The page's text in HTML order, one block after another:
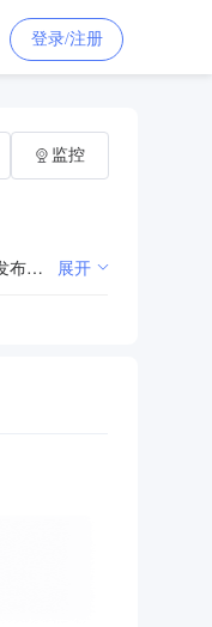
登录/注册
计算机软硬件的开发与销售；计算机、办公设备、电子产品、通讯设备、家用电器、建筑设备、机电设备的销售及维修；广告的设计、制作、代理、发布；电脑图文设计、制作；办公耗材、办公用品、日用百货、文化体育用品、工艺礼品、针纺织品、钟表、眼镜、箱包、仪器仪表、化工产品（不含危险化学品）、酒店用品、电线电缆、汽车配件、鞋帽服饰、五金交电、家具、建材、标识（示、志）标牌、消防器材、化妆品、医疗保健、药品、一、二类医疗器械、食品、食用农产品、预包装食品销售；教学设备、视频会议设备、音视频设备、舞台机械设备、多媒体设备、智能家居设备的销售及安装；计算机网络工程、安防监控工程、楼宇综合布线工程、电力工程、城市及楼宇亮化工程、园林绿化工程的设计及施工；打字复印服务；货运代理；机械设备租赁；图书、报纸、期刊、电子出版物、音像制品的零售；货物及技术的进出口业务；计算机等信息化设备及软件的咨询与服务。（依法须经批准的项目,经相关部门批准后方可开展经营活动） 展开
监控